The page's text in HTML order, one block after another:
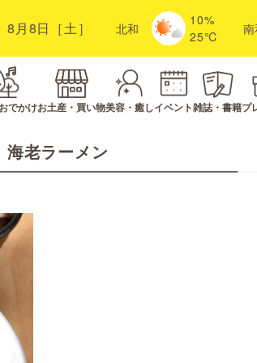
8月8日［土］ 北和
10%
25℃
南
でかけお土産・買い物美容・癒しイベント雑誌・書籍プ
海老ラーメン